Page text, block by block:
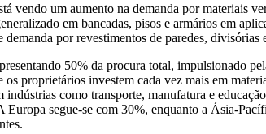
vendo um aumento na demanda por materiais
em bancadas, pisos e armários em
demanda por revestimentos de paredes,
50% da procura total, impulsionado
proprietários investem cada vez mais em
indústrias como transporte, manufatura e
Europa segue-se com 30%, enquanto a Ásia-